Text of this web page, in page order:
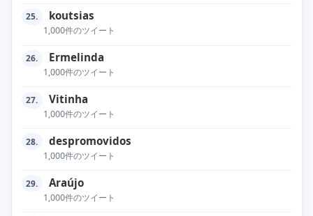
25. koutsias
1,000件のツイート
26. Ermelinda
1,000件のツイート
27. Vitinha
1,000件のツイート
28. despromovidos
1,000件のツイート
29. Araújo
1,000件のツイート